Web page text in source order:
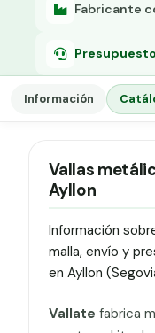
Fabricante
Información
Vallas
Ayllon
Información
malla, envío y
en Ayllon
Vallate fabrica